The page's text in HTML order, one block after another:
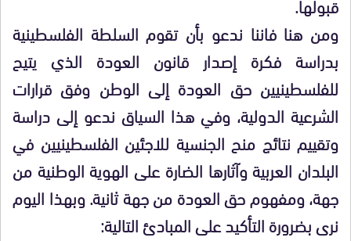
ومن هنا فاننا ندعو بأن تقوم السلطة الفلسطينية
بدراسة فكرة إصدار قانون العودة الذي يتيح
للفلسطينيين حق العودة إلى الوطن وفق قرارات
الشرعية الدولية، وفي هذا السياق ندعو إلى دراسة
وتقييم نتائج منح الجنسية للاجئين الفلسطينيين في
البلدان العربية وآثارها الضارة على الهوية الوطنية من
جهة، ومفهوم حق العودة من جهة ثانية. وبهذا اليوم
نرى بضرورة التأكيد على المبادئ التالية: